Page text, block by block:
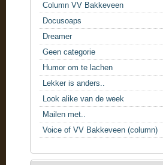
Column VV Bakkeveen
Docusoaps
Dreamer
Geen categorie
Humor om te lachen
Lekker is anders..
Look alike van de week
Mailen met..
Voice of VV Bakkeveen (column)